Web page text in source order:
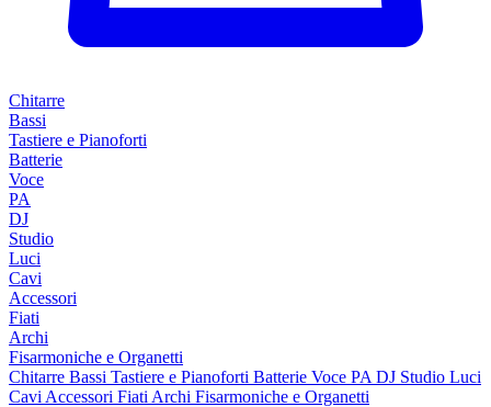
Chitarre
Bassi
Tastiere e Pianoforti
Batterie
Voce
PA
DJ
Studio
Luci
Cavi
Accessori
Fiati
Archi
Fisarmoniche e Organetti
Chitarre Bassi Tastiere e Pianoforti Batterie Voce PA DJ Studio Luci
Cavi Accessori Fiati Archi Fisarmoniche e Organetti